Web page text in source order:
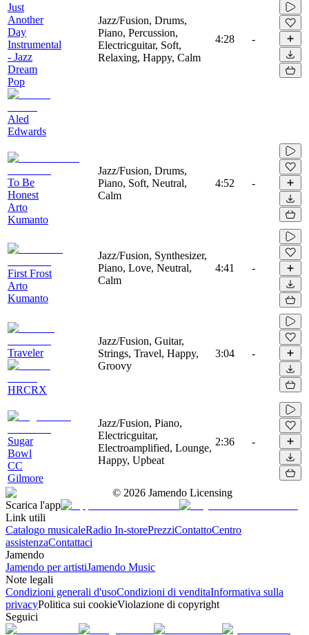
Just
Another
Day
Instrumental
- Jazz
Dream
Pop
Aled
Edwards
Jazz/Fusion, Drums,
Piano, Percussion,
Electricguitar, Soft,
Relaxing, Happy, Calm
4:28 -
To Be
Honest
Arto
Kumanto
Jazz/Fusion, Drums,
Piano, Soft, Neutral,
Calm
4:52 -
First Frost
Arto
Kumanto
Jazz/Fusion, Synthesizer,
Piano, Love, Neutral,
Calm
4:41 -
Traveler
HRCRX
Jazz/Fusion, Guitar,
Strings, Travel, Happy,
Groovy
3:04 -
Sugar
Bowl
CC
Gilmore
Jazz/Fusion, Piano,
Electricguitar,
Electroamplified, Lounge,
Happy, Upbeat
2:36 -
© 2026 Jamendo Licensing
Scarica l'app
Link utili
Catalogo musicaleRadio In-storePrezziContattoCentro
assistenzaContattaci
Jamendo
Jamendo per artistiJamendo Music
Note legali
Condizioni generali d'usoCondizioni di venditaInformativa sulla
privacyPolitica sui cookieViolazione di copyright
Seguici